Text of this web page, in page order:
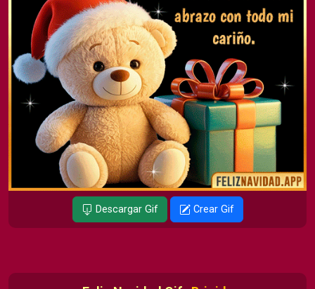
Descargar Gif Crear Gif